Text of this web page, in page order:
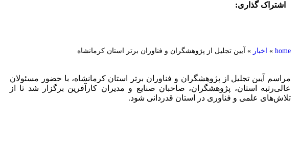
اشتراک گذاری:
home
» اخبار » آیین تجلیل از پژوهشگران و فناوران برتر استان کرمانشاه
مراسم آیین تجلیل از پژوهشگران و فناوران برتر استان کرمانشاه، با حضور مسئولان
عالی‌رتبه استان، پژوهشگران، صاحبان صنایع و مدیران کارآفرین برگزار شد تا از
تلاش‌های علمی و فناوری در استان قدردانی شود.